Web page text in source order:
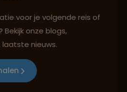
voor je volgende reis of
onze blogs,
nieuws.